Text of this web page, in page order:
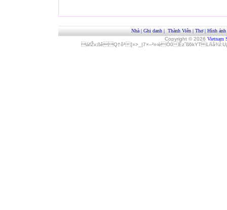
Nhà | Ghi danh | Thành Viên | Thơ| Hình ảnh
Copyright © 2026 Vietnam
áfŽv‚ßêQ†ôª[»>_|7×–²»‹èÓ0